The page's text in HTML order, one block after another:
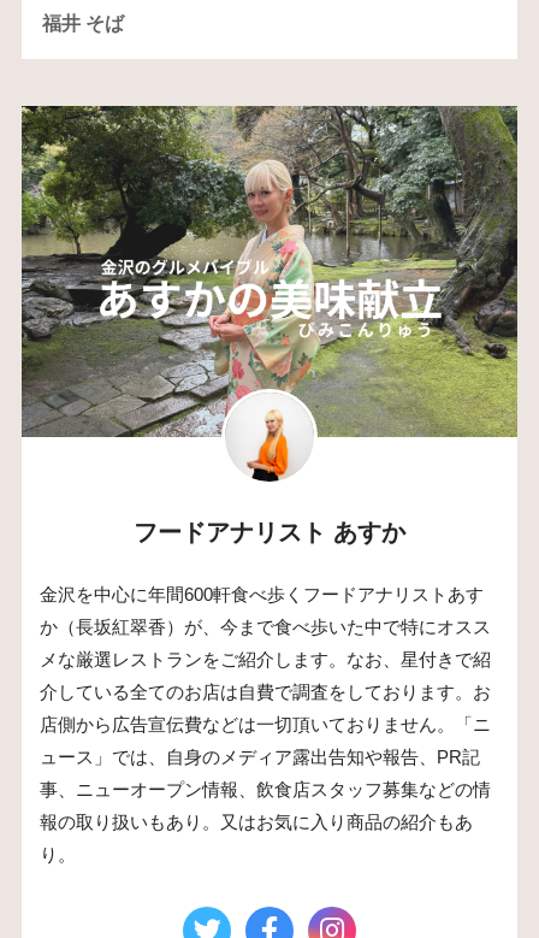
福井 そば
フードアナリスト あすか
金沢を中心に年間600軒食べ歩くフードアナリストあす
か（長坂紅翠香）が、今まで食べ歩いた中で特にオスス
メな厳選レストランをご紹介します。なお、星付きで紹
介している全てのお店は自費で調査をしております。お
店側から広告宣伝費などは一切頂いておりません。「ニ
ュース」では、自身のメディア露出告知や報告、PR記
事、ニューオープン情報、飲食店スタッフ募集などの情
報の取り扱いもあり。又はお気に入り商品の紹介もあ
り。